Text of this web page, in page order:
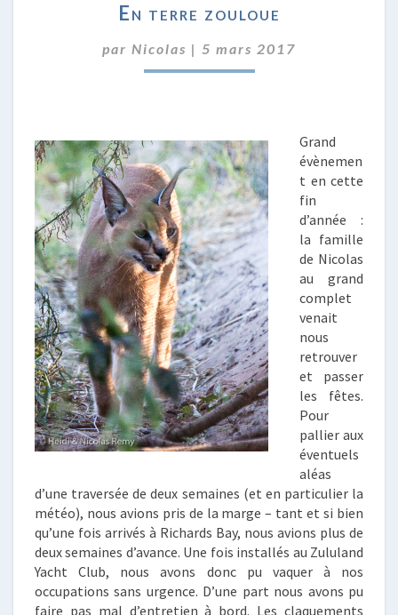
TERRE
En terre zouloue
par Nicolas | 5 mars 2017
Grand
évènemen
t en cette
fin
d’année :
la famille
de Nicolas
au grand
complet
venait
nous
retrouver
et passer
les fêtes.
Pour
pallier aux
éventuels
aléas
d’une traversée de deux semaines (et en particulier la
météo), nous avions pris de la marge – tant et si bien
qu’une fois arrivés à Richards Bay, nous avions plus de
deux semaines d’avance. Une fois installés au Zululand
Yacht Club, nous avons donc pu vaquer à nos
occupations sans urgence. D’une part nous avons pu
faire pas mal d’entretien à bord. Les claquements